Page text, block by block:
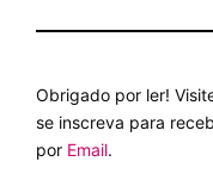
Obrigado por ler!
se inscreva para
por Email.